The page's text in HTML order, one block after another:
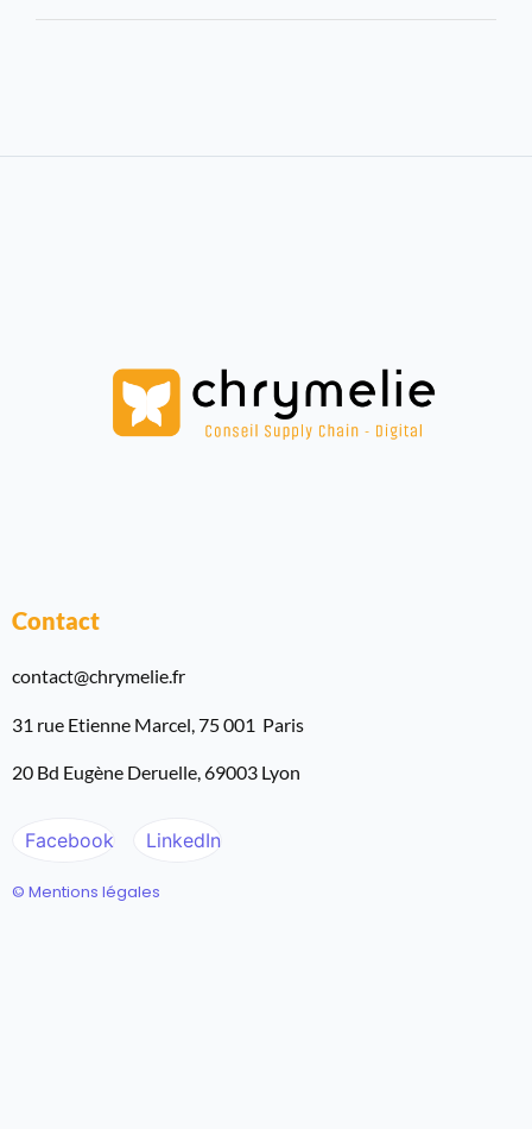
Contact
contact@chrymelie.fr
31 rue Etienne Marcel, 75 001 Paris
20 Bd Eugène Deruelle, 69003 Lyon
Facebook LinkedIn
© Mentions légales